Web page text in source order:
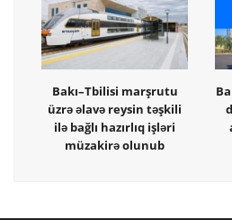
Bakı–Tbilisi marşrutu
üzrə əlavə reysin təşkili
ilə bağlı hazırlıq işləri
müzakirə olunub